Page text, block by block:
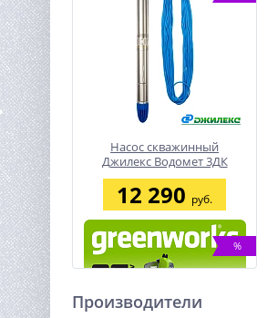
Насос скважинный
Джилекс Водомет 3ДК
45/42
12 290 руб.
%
Производители